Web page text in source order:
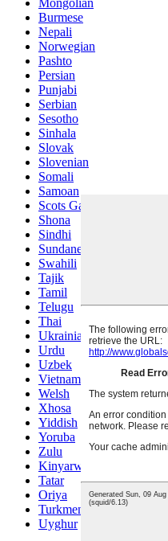
Burmese
Nepali
Norwegian
Pashto
Persian
Punjabi
Serbian
Sesotho
Sinhala
Slovak
Slovenian
Somali
Samoan
Scots Gaelic
Shona
Sindhi
Sundanese
Swahili
Tajik
Tamil
Telugu
Thai
Ukrainian
Urdu
Uzbek
Vietnamese
Welsh
Xhosa
Yiddish
Yoruba
Zulu
Kinyarwanda
Tatar
Oriya
Turkmen
Uyghur